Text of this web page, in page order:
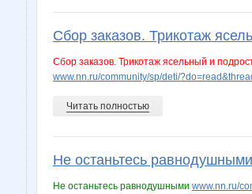
Сбор заказов. Трикотаж
Сбор заказов. Трикотаж ясельный и
www.nn.ru/community/sp/deti/
Читать полностью
Не останьтесь
Не останьтесь равнодушными www.nn.ru/